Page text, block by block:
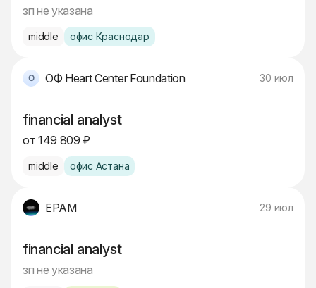
зп не указана
middle офис Краснодар
ОФ Heart Center Foundation 30 июл
financial analyst
от 149 809 ₽
middle офис Астана
EPAM 29 июл
financial analyst
зп не указана